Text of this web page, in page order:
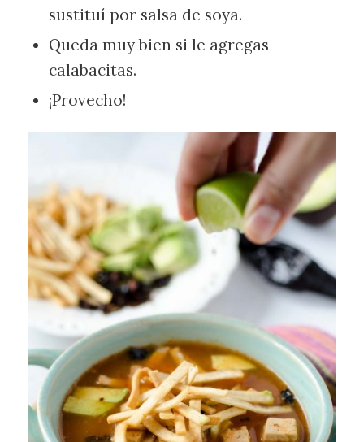
sustituí por salsa de soya.
Queda muy bien si le agregas
calabacitas.
¡Provecho!